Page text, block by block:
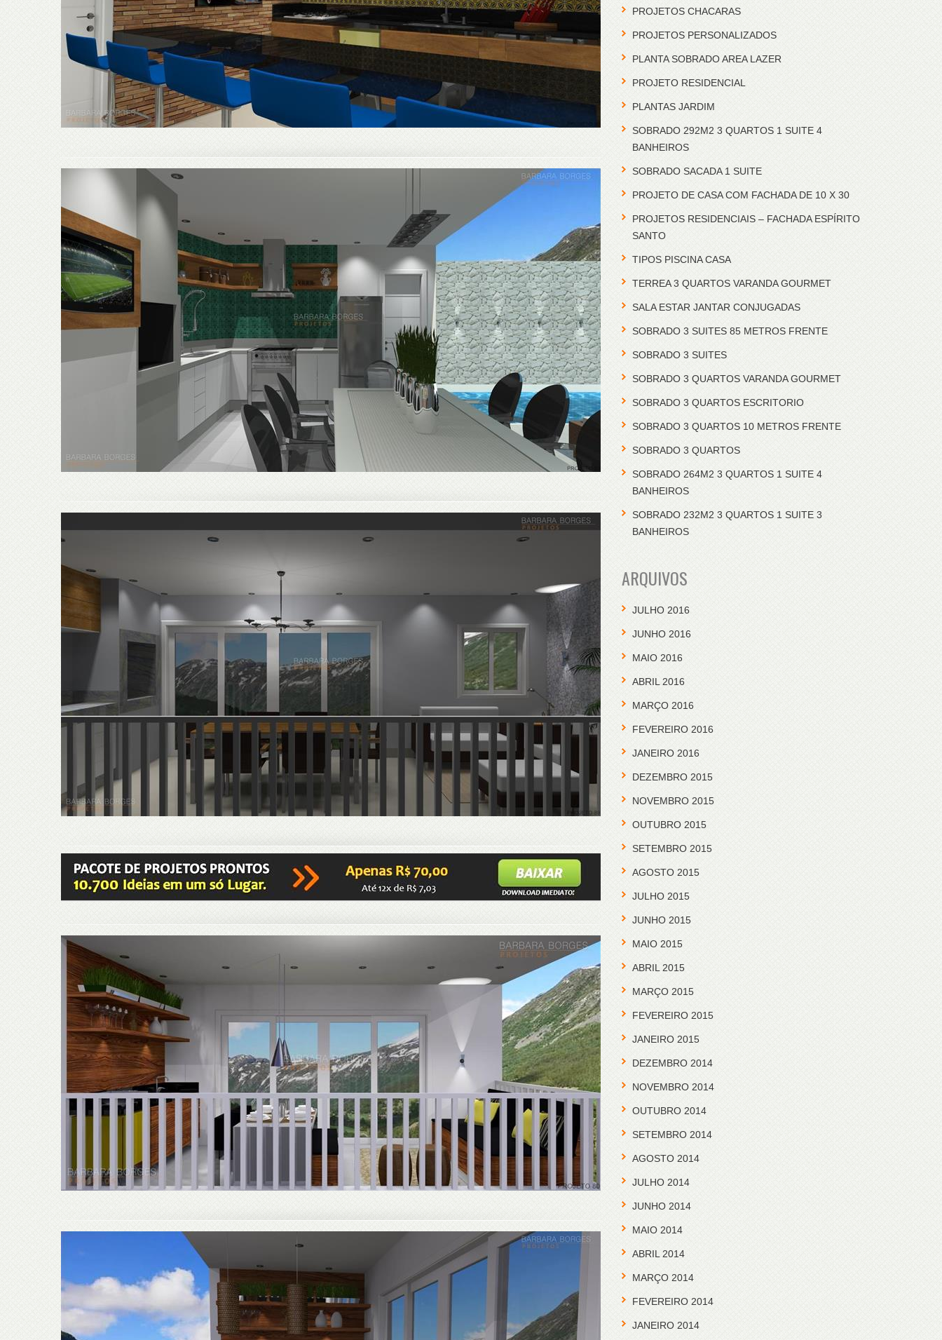
PROJETOS CHACARAS
PROJETOS PERSONALIZADOS
PLANTA SOBRADO AREA LAZER
PROJETO RESIDENCIAL
PLANTAS JARDIM
SOBRADO 292M2 3 QUARTOS 1 SUITE 4
BANHEIROS
SOBRADO SACADA 1 SUITE
PROJETO DE CASA COM FACHADA DE 10 X 30
PROJETOS RESIDENCIAIS – FACHADA ESPÍRITO
SANTO
TIPOS PISCINA CASA
TERREA 3 QUARTOS VARANDA GOURMET
SALA ESTAR JANTAR CONJUGADAS
SOBRADO 3 SUITES 85 METROS FRENTE
SOBRADO 3 SUITES
SOBRADO 3 QUARTOS VARANDA GOURMET
SOBRADO 3 QUARTOS ESCRITORIO
SOBRADO 3 QUARTOS 10 METROS FRENTE
SOBRADO 3 QUARTOS
SOBRADO 264M2 3 QUARTOS 1 SUITE 4
BANHEIROS
SOBRADO 232M2 3 QUARTOS 1 SUITE 3
BANHEIROS
ARQUIVOS
JULHO 2016
JUNHO 2016
MAIO 2016
ABRIL 2016
MARÇO 2016
FEVEREIRO 2016
JANEIRO 2016
DEZEMBRO 2015
NOVEMBRO 2015
OUTUBRO 2015
SETEMBRO 2015
AGOSTO 2015
JULHO 2015
JUNHO 2015
MAIO 2015
ABRIL 2015
MARÇO 2015
FEVEREIRO 2015
JANEIRO 2015
DEZEMBRO 2014
NOVEMBRO 2014
OUTUBRO 2014
SETEMBRO 2014
AGOSTO 2014
JULHO 2014
JUNHO 2014
MAIO 2014
ABRIL 2014
MARÇO 2014
FEVEREIRO 2014
JANEIRO 2014